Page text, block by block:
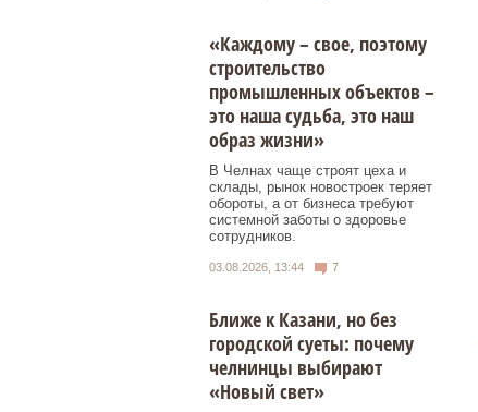
«Каждому – свое, поэтому
строительство
промышленных объектов –
это наша судьба, это наш
образ жизни»
В Челнах чаще строят цеха и
склады, рынок новостроек теряет
обороты, а от бизнеса требуют
системной заботы о здоровье
сотрудников.
03.08.2026, 13:44 7
Ближе к Казани, но без
городской суеты: почему
челнинцы выбирают
«Новый свет»